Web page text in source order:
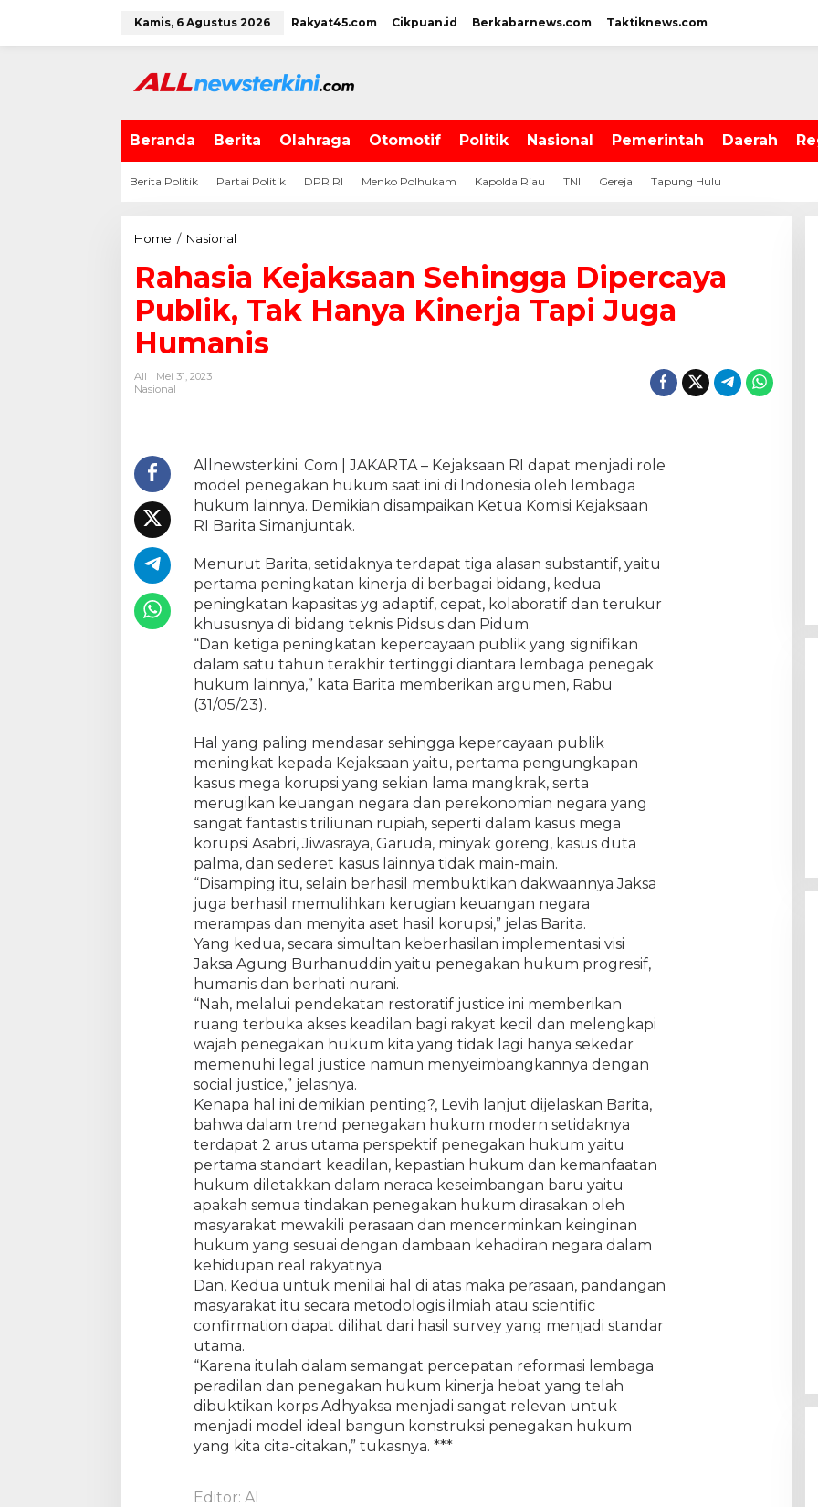
w
Kamis, 6 Agustus 2026 Rakyat45.com Cikpuan.id Berkabarnews.com Taktiknews.com
Beranda Berita Olahraga Otomotif Politik Nasional Pemerintah Daerah
Berita Politik Partai Politik DPR RI Menko Polhukam Kapolda Riau TNI Gereja Tapung Hulu
Home / Nasional
h
a
a
a
n
S
h
i
n
g
g
a
p
r
c
a
y
a
P
u
b
k
,
T
a
k
H
a
n
y
a
i
n
e
r
a
T
a
p
u
g
a
H
u
m
a
s
Rahasia Kejaksaan Sehingga Dipercaya
Publik, Tak Hanya Kinerja Tapi Juga
Humanis
All
Mei 31, 2023
Nasional
Allnewsterkini. Com | JAKARTA – Kejaksaan RI dapat menjadi role
model penegakan hukum saat ini di Indonesia oleh lembaga
hukum lainnya. Demikian disampaikan Ketua Komisi Kejaksaan
RI Barita Simanjuntak.
Menurut Barita, setidaknya terdapat tiga alasan substantif, yaitu
pertama peningkatan kinerja di berbagai bidang, kedua
peningkatan kapasitas yg adaptif, cepat, kolaboratif dan terukur
khususnya di bidang teknis Pidsus dan Pidum.
“Dan ketiga peningkatan kepercayaan publik yang signifikan
dalam satu tahun terakhir tertinggi diantara lembaga penegak
hukum lainnya,” kata Barita memberikan argumen, Rabu
(31/05/23).
Hal yang paling mendasar sehingga kepercayaan publik
meningkat kepada Kejaksaan yaitu, pertama pengungkapan
kasus mega korupsi yang sekian lama mangkrak, serta
merugikan keuangan negara dan perekonomian negara yang
sangat fantastis triliunan rupiah, seperti dalam kasus mega
korupsi Asabri, Jiwasraya, Garuda, minyak goreng, kasus duta
palma, dan sederet kasus lainnya tidak main-main.
“Disamping itu, selain berhasil membuktikan dakwaannya Jaksa
juga berhasil memulihkan kerugian keuangan negara
merampas dan menyita aset hasil korupsi,” jelas Barita.
Yang kedua, secara simultan keberhasilan implementasi visi
Jaksa Agung Burhanuddin yaitu penegakan hukum progresif,
humanis dan berhati nurani.
“Nah, melalui pendekatan restoratif justice ini memberikan
ruang terbuka akses keadilan bagi rakyat kecil dan melengkapi
wajah penegakan hukum kita yang tidak lagi hanya sekedar
memenuhi legal justice namun menyeimbangkannya dengan
social justice,” jelasnya.
Kenapa hal ini demikian penting?, Levih lanjut dijelaskan Barita,
bahwa dalam trend penegakan hukum modern setidaknya
terdapat 2 arus utama perspektif penegakan hukum yaitu
pertama standart keadilan, kepastian hukum dan kemanfaatan
hukum diletakkan dalam neraca keseimbangan baru yaitu
apakah semua tindakan penegakan hukum dirasakan oleh
masyarakat mewakili perasaan dan mencerminkan keinginan
hukum yang sesuai dengan dambaan kehadiran negara dalam
kehidupan real rakyatnya.
Dan, Kedua untuk menilai hal di atas maka perasaan, pandangan
masyarakat itu secara metodologis ilmiah atau scientific
confirmation dapat dilihat dari hasil survey yang menjadi standar
utama.
“Karena itulah dalam semangat percepatan reformasi lembaga
peradilan dan penegakan hukum kinerja hebat yang telah
dibuktikan korps Adhyaksa menjadi sangat relevan untuk
menjadi model ideal bangun konstruksi penegakan hukum
yang kita cita-citakan,” tukasnya. ***
Editor: Al